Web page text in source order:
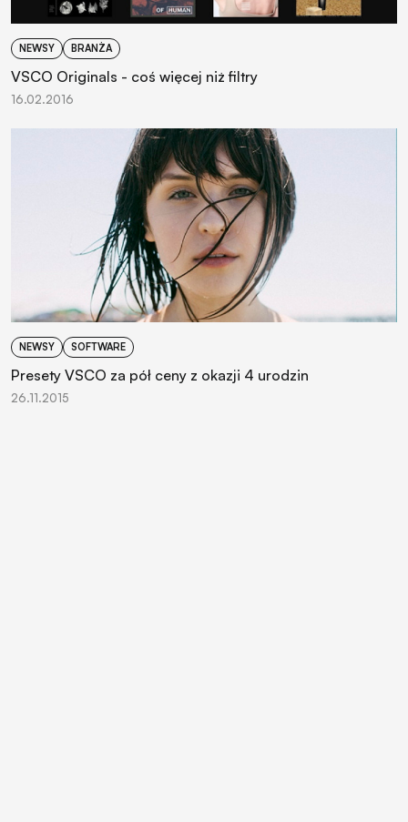
NEWSY BRANŻA
VSCO Originals - coś więcej niż filtry
16.02.2016
NEWSY SOFTWARE
Presety VSCO za pół ceny z okazji 4 urodzin
26.11.2015